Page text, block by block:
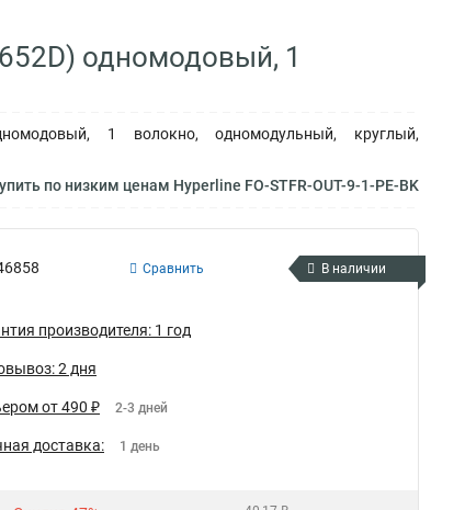
одномодовый, 1
1 волокно, одномодульный, круглый,
по низким ценам Hyperline FO-STFR-OUT-9-1-PE-BK
Сравнить В наличии
производителя: 1 год
2 дня
от 490 ₽ 2-3 дней
доставка: 1 день